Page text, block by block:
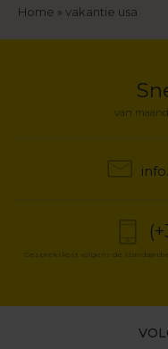
Kruimelpad
Home vakantie usa
van
Gesprekskost volgens de